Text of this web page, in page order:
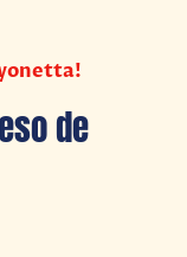
de